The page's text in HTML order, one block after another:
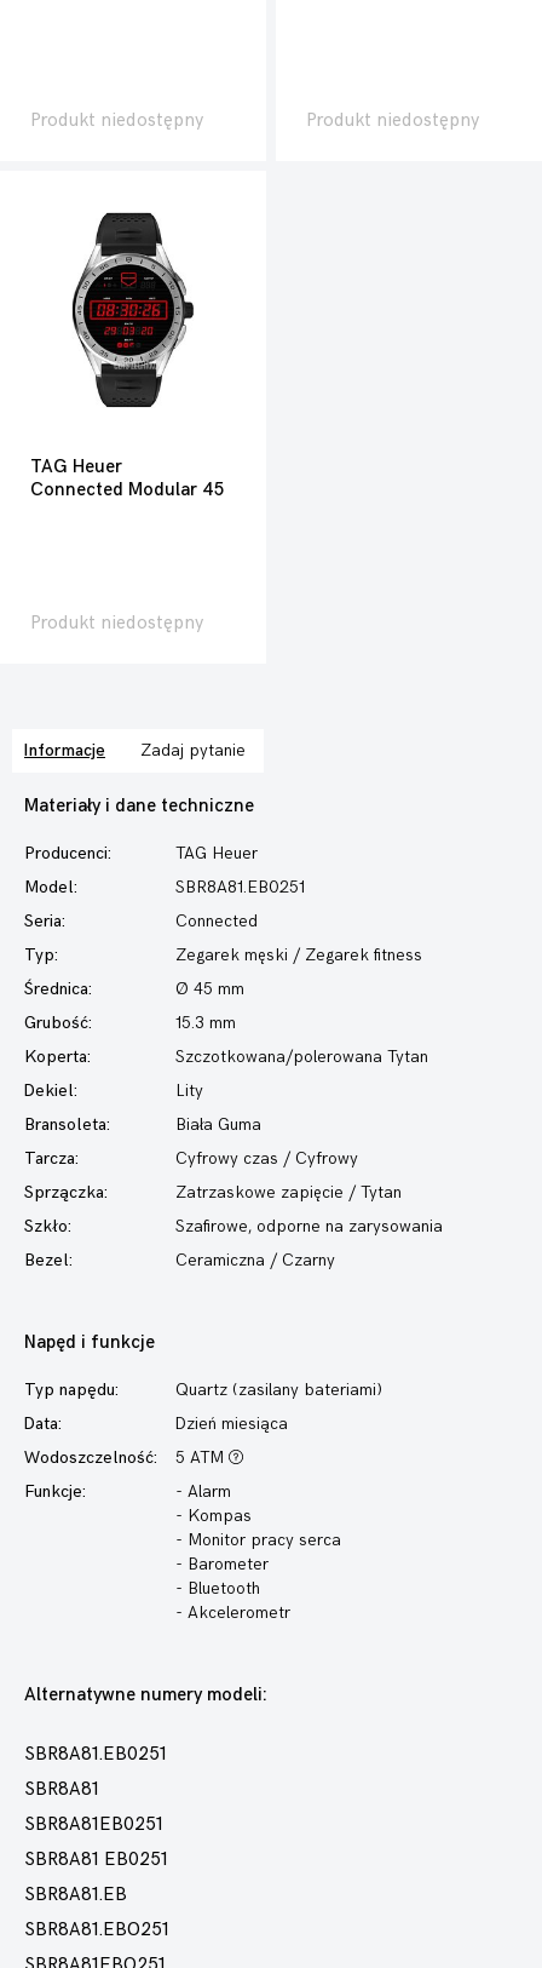
Produkt niedostępny Produkt niedostępny
TAG Heuer
Connected Modular 45
Produkt niedostępny
Informacje Zadaj pytanie
Materiały i dane techniczne
Producenci:
TAG Heuer
Model:
SBR8A81.EB0251
Seria:
Connected
Typ:
Zegarek męski / Zegarek fitness
Średnica:
Ø 45 mm
Grubość:
15.3 mm
Koperta:
Szczotkowana/polerowana Tytan
Dekiel:
Lity
Bransoleta:
Biała Guma
Tarcza:
Cyfrowy czas / Cyfrowy
Sprzączka:
Zatrzaskowe zapięcie / Tytan
Szkło:
Szafirowe, odporne na zarysowania
Bezel:
Ceramiczna / Czarny
Napęd i funkcje
Typ napędu:
Quartz (zasilany bateriami)
Data:
Dzień miesiąca
Wodoszczelność:
5 ATM
Funkcje:
- Alarm
- Kompas
- Monitor pracy serca
- Barometer
- Bluetooth
- Akcelerometr
Alternatywne numery modeli:
SBR8A81.EB0251
SBR8A81
SBR8A81EB0251
SBR8A81 EB0251
SBR8A81.EB
SBR8A81.EBO251